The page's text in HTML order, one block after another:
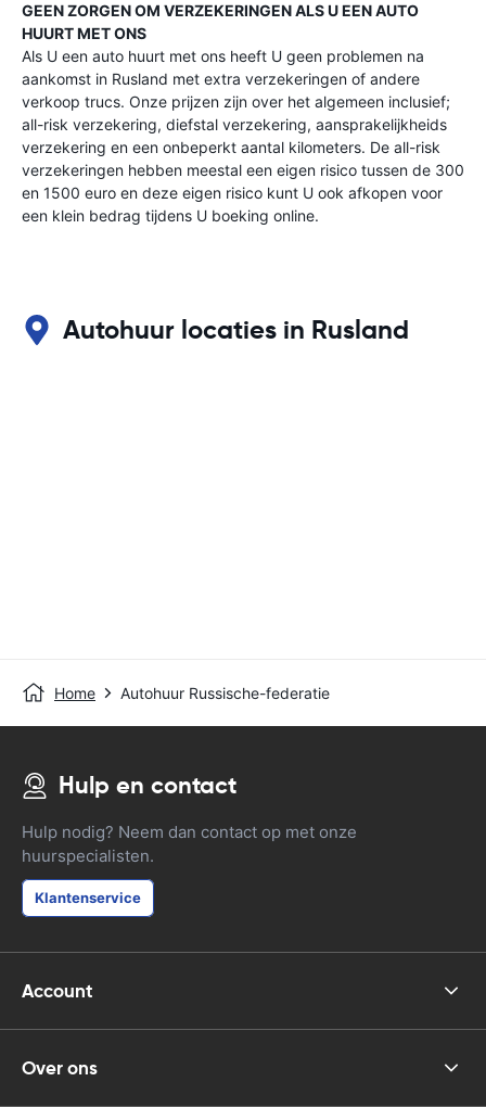
GEEN ZORGEN OM VERZEKERINGEN ALS U EEN AUTO
HUURT MET ONS
Als U een auto huurt met ons heeft U geen problemen na
aankomst in Rusland met extra verzekeringen of andere
verkoop trucs. Onze prijzen zijn over het algemeen inclusief;
all-risk verzekering, diefstal verzekering, aansprakelijkheids
verzekering en een onbeperkt aantal kilometers. De all-risk
verzekeringen hebben meestal een eigen risico tussen de 300
en 1500 euro en deze eigen risico kunt U ook afkopen voor
een klein bedrag tijdens U boeking online.
Autohuur locaties in Rusland
Home Autohuur Russische-federatie
Hulp en contact
Hulp nodig? Neem dan contact op met onze
huurspecialisten.
Klantenservice
Account
Over ons